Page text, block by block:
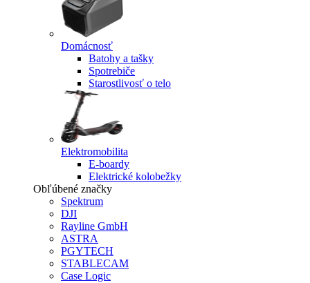
Domácnosť
Batohy a tašky
Spotrebiče
Starostlivosť o telo
Elektromobilita
E-boardy
Elektrické kolobežky
Obľúbené značky
Spektrum
DJI
Rayline GmbH
ASTRA
PGYTECH
STABLECAM
Case Logic